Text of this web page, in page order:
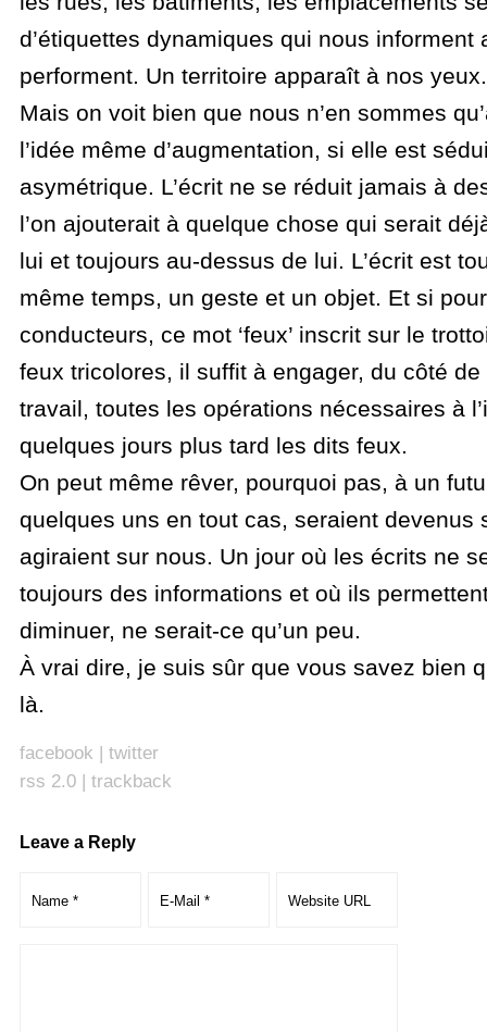
d’étiquettes dynamiques qui nous informent
performent. Un territoire apparaît à nos yeux.
Mais on voit bien que nous n’en sommes
l’idée même d’augmentation, si elle est
asymétrique. L’écrit ne se réduit jamais à
l’on ajouterait à quelque chose qui serait
lui et toujours au-dessus de lui. L’écrit est
même temps, un geste et un objet. Et si
conducteurs, ce mot ‘feux’ inscrit sur le
feux tricolores, il suffit à engager, du côté de
travail, toutes les opérations nécessaires à
quelques jours plus tard les dits feux.
On peut même rêver, pourquoi pas, à un
quelques uns en tout cas, seraient devenus
agiraient sur nous. Un jour où les écrits ne
toujours des informations et où ils
diminuer, ne serait-ce qu’un peu.
À vrai dire, je suis sûr que vous savez bien
là.
facebook | twitter
rss 2.0| trackback
Leave a Reply